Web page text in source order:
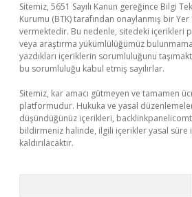
Sitemiz, 5651 Sayılı Kanun gereğince Bilgi
Kurumu (BTK) tarafından onaylanmış bir Yer
vermektedir. Bu nedenle, sitedeki içerikleri
veya araştırma yükümlülüğümüz
yazdıkları içeriklerin sorumluluğunu
bu sorumluluğu kabul etmiş sayılırlar.
Sitemiz, kar amacı gütmeyen ve tamamen
platformudur. Hukuka ve yasal
düşündüğünüz içerikleri,
bildirmeniz halinde, ilgili içerikler yasal süre
kaldırılacaktır.